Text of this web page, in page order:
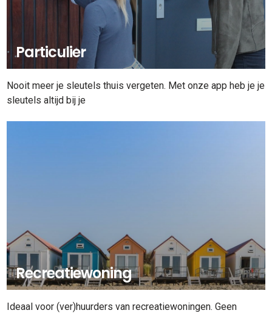
Particulier
Nooit meer je sleutels thuis vergeten. Met onze app heb je je
sleutels altijd bij je
Recreatiewoning
Ideaal voor (ver)huurders van recreatiewoningen. Geen